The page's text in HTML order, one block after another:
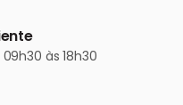
às 18h30